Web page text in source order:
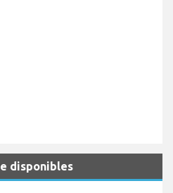
disponibles